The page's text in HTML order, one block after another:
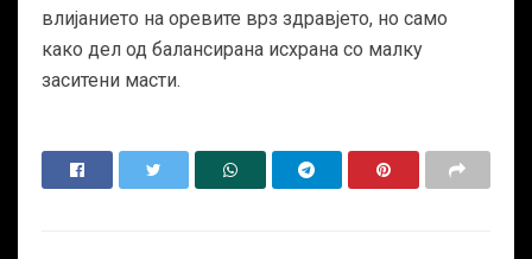
влијанието на оревите врз здравјето, но само
како дел од балансирана исхрана со малку
заситени масти.